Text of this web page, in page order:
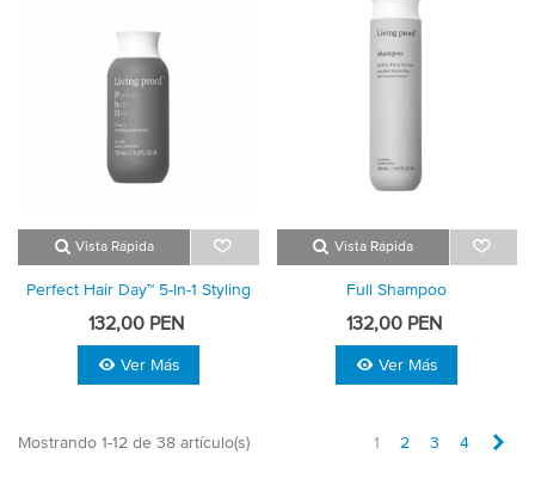
Vista Rápida
Perfect Hair Day™ 5-In-1 Styling
Treatment
132,00 PEN
Ver Más
Vista Rápida
Full Shampoo
132,00 PEN
Ver Más
Mostrando 1-12 de 38 artículo(s) 1 2 3 4